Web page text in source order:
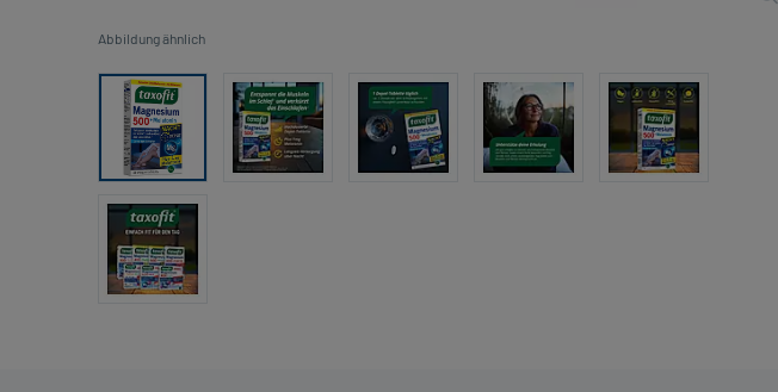
Abbildung ähnlich